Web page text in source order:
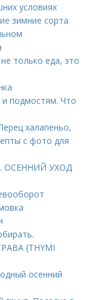
условиях
зимние сорта
только еда, это
подмостям. Что
халапеньо,
с фото для
ОСЕННИЙ УХОД
(THYMI
осенний